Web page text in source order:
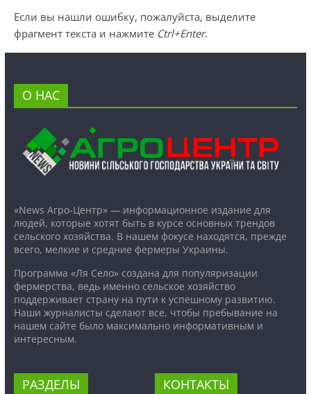
Если вы нашли ошибку, пожалуйста, выделите
фрагмент текста и нажмите Ctrl+Enter.
О НАС
«News Агро-Центр» — информационное издание для
людей, которые хотят быть в курсе основных трендов
сельского хозяйства. В нашем фокусе находятся, прежде
всего, мелкие и средние фермеры Украины.
Программа «Ля Село» создана для популяризации
фермерства, ведь именно сельское хозяйство
поддерживает страну на пути к успешному развитию.
Наши журналисты сделают все, чтобы пребывание на
нашем сайте было максимально информативным и
интересным.
РАЗДЕЛЫ КОНТАКТЫ